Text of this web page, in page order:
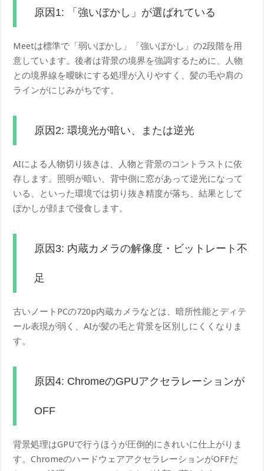
原因1: 「強いぼかし」が選ばれている
Meetは標準で「弱いぼかし」「強いぼかし」の2段階を用
意しています。後者は背景の境界を強調するために、人物
との境界線を曖昧にする処理が入りやすく、髪の毛や肩の
ラインがにじみがちです。
原因2: 環境光が暗い、または逆光
AIによる人物切り抜きは、人物と背景のコントラストに依
存します。照明が暗い、背中側に窓があって逆光になって
いる、といった環境では切り抜き精度が落ち、結果として
ぼかしが顔まで侵食します。
原因3: 内蔵カメラの解像度・ビットレート不
足
古いノートPCの720p内蔵カメラなどは、暗所性能とディテ
ール表現が弱く、AIが髪の毛と背景を区別しにくくなりま
す。
原因4: ChromeのGPUアクセラレーションが
OFF
背景処理はGPUで行うほうが圧倒的にきれいに仕上がりま
す。ChromeのハードウェアアクセラレーションがOFFだ